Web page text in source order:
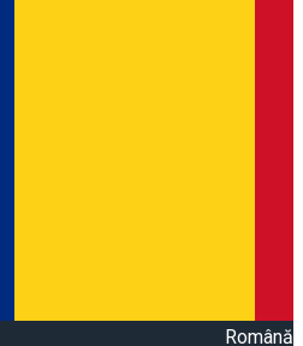
Română